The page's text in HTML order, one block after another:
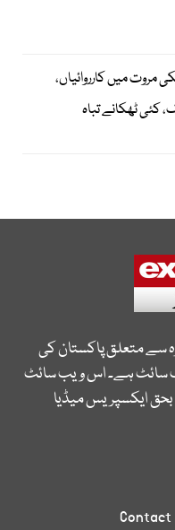
مروت میں کارروائیاں،
کئی ٹھکانے تباہ
سے متعلق پاکستان کی
سائٹ ہے۔ اس ویب سائٹ
ایکسپریس میڈیا
Contact